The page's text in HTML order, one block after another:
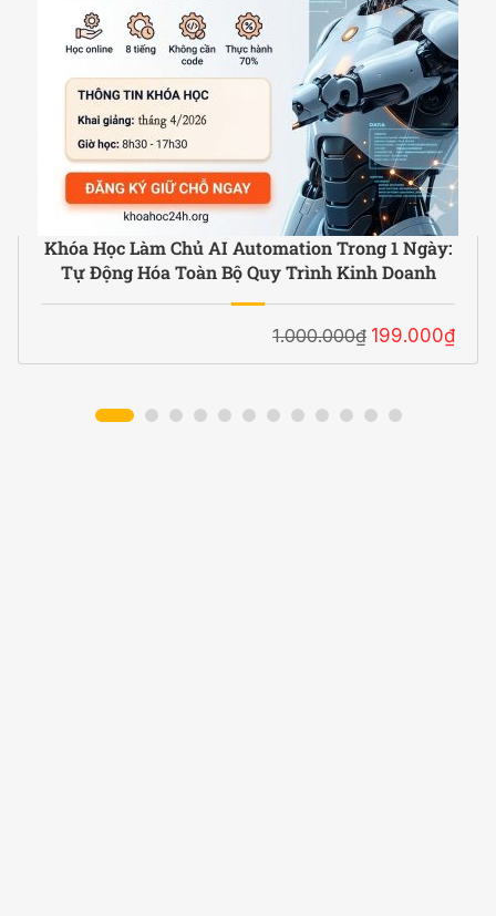
Khóa Học Làm Chủ AI Automation Trong 1 Ngày:
Tự Động Hóa Toàn Bộ Quy Trình Kinh Doanh
1.000.000₫ 199.000₫